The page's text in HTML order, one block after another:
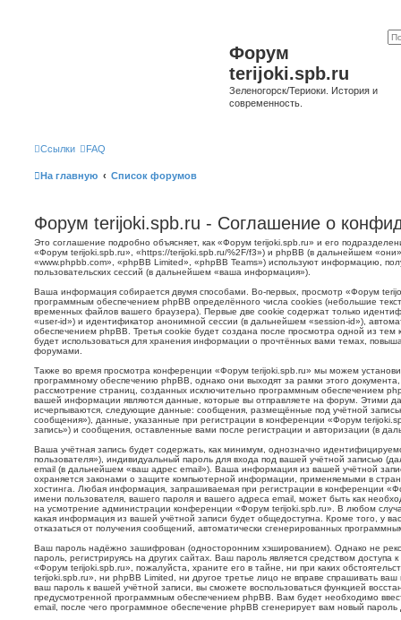
Форум
terijoki.spb.ru
Зеленогорск/Териоки. История и
современность.
Ссылки FAQ
На главную Список форумов
Форум terijoki.spb.ru - Соглашение о
Это соглашение подробно объясняет, как «Форум terijoki.spb.ru» и его
«Форум terijoki.spb.ru», «https://terijoki.spb.ru/%2F/f3») и phpBB (в дальнейшем
«www.phpbb.com», «phpBB Limited», «phpBB Teams») используют информацию,
пользовательских сессий (в дальнейшем «ваша информация»).
Ваша информация собирается двумя способами. Во-первых, просмотр «Форум
программным обеспечением phpBB определённого числа cookies (небольшие
временных файлов вашего браузера). Первые две cookie содержат только
«user-id») и идентификатор анонимной сессии (в дальнейшем «session-id»),
обеспечением phpBB. Третья cookie будет создана после просмотра одной из
будет использоваться для хранения информации о прочтённых вами темах,
форумами.
Также во время просмотра конференции «Форум terijoki.spb.ru» мы можем
программному обеспечению phpBB, однако они выходят за рамки этого документа,
рассмотрение страниц, созданных исключительно программным обеспечением
вашей информации являются данные, которые вы отправляете на форум. Этими
исчерпываются, следующие данные: сообщения, размещённые под учётной
сообщения»), данные, указанные при регистрации в конференции «Форум
запись») и сообщения, оставленные вами после регистрации и авторизации (в
Ваша учётная запись будет содержать, как минимум, однозначно
пользователя»), индивидуальный пароль для входа под вашей учётной записью
email (в дальнейшем «ваш адрес email»). Ваша информация из вашей учётной
охраняется законами о защите компьютерной информации, применяемыми в
хостинга. Любая информация, запрашиваемая при регистрации в конференции
имени пользователя, вашего пароля и вашего адреса email, может быть как
на усмотрение администрации конференции «Форум terijoki.spb.ru». В любом
какая информация из вашей учётной записи будет общедоступна. Кроме того, у
отказаться от получения сообщений, автоматически сгенерированных
Ваш пароль надёжно зашифрован (односторонним хэшированием). Однако не
пароль, регистрируясь на других сайтах. Ваш пароль является средством
«Форум terijoki.spb.ru», пожалуйста, храните его в тайне, ни при каких
terijoki.spb.ru», ни phpBB Limited, ни другое третье лицо не вправе спрашивать
ваш пароль к вашей учётной записи, вы сможете воспользоваться функцией
предусмотренной программным обеспечением phpBB. Вам будет необходимо
email, после чего программное обеспечение phpBB сгенерирует вам новый